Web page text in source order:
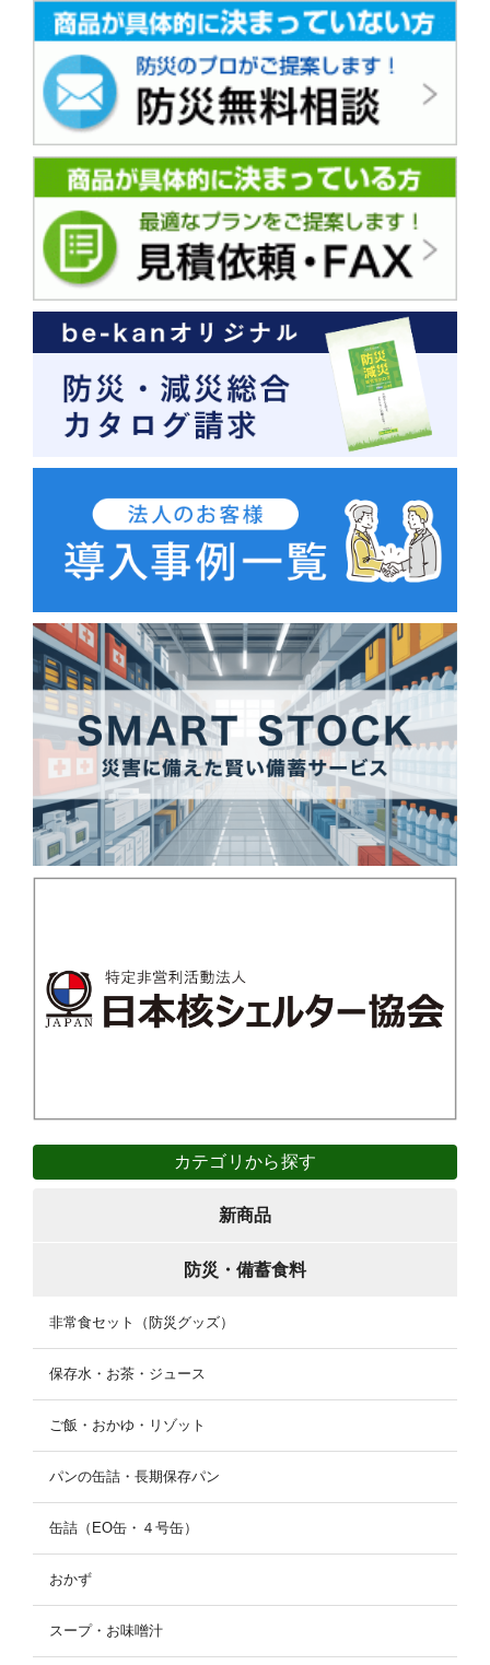
カテゴリから探す
新商品
防災・備蓄食料
非常食セット（防災グッズ）
保存水・お茶・ジュース
ご飯・おかゆ・リゾット
パンの缶詰・長期保存パン
缶詰（EO缶・４号缶）
おかず
スープ・お味噌汁